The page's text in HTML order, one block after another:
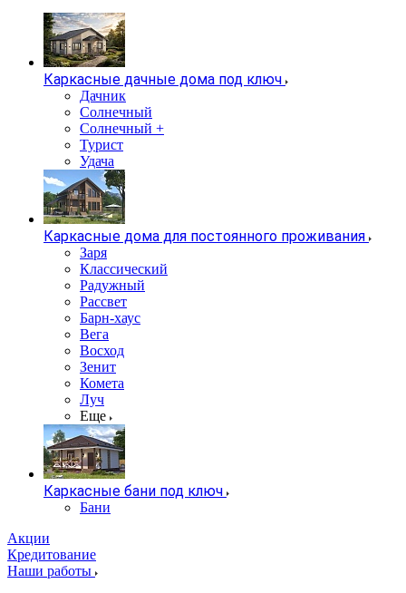
Каркасные дачные дома под ключ
Дачник
Солнечный
Солнечный +
Турист
Удача
Каркасные дома для постоянного проживания
Заря
Классический
Радужный
Рассвет
Барн-хаус
Вега
Восход
Зенит
Комета
Луч
Еще
Каркасные бани под ключ
Бани
Акции
Кредитование
Наши работы